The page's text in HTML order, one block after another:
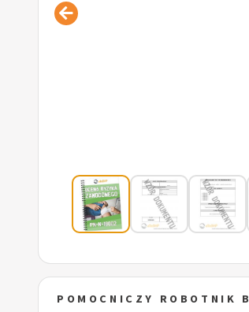
POMOCNICZY ROBOTNIK